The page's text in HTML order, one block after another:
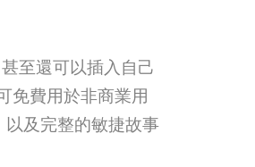
至還可以插入自己
免費用於非商業用
及完整的敏捷故事